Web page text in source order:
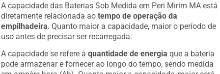
A capacidade das Baterias Sob Medida em Peri Mirim MA está
diretamente relacionada aotempo de operação da
empilhadeira. Quanto maior a capacidade, maior o período de
uso antes de precisar ser recarregada.
A capacidade se refere àquantidade de energia que a bateria
pode armazenar e fornecer ao longo do tempo, sendo medida